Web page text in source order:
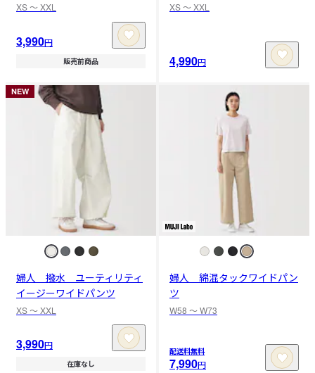
XS 〜 XXL
3,990円
販売前商品
XS 〜 XXL
4,990円
NEW
婦人 撥水 ユーティリティ
イージーワイドパンツ
XS 〜 XXL
3,990円
在庫なし
婦人 綿混タックワイドパン
ツ
W58 〜 W73
配送料無料
7,990円